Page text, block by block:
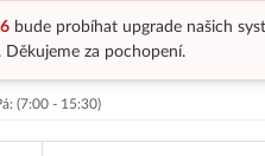
bude probíhat upgrade našich
za pochopení.
(7:00 - 15:30)